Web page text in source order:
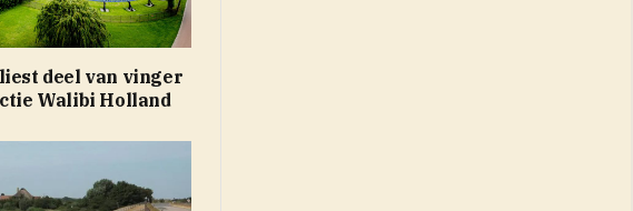
deel van vinger
Walibi Holland